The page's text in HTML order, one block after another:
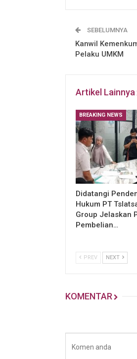
SEBELUMNYA
Kanwil
Pelaku UMKM
Artikel Lainnya
BREAKING NEWS
Didatangi
Hukum PT
Group Jelaskan
Pembelian…
PREV NEXT
KOMENTAR